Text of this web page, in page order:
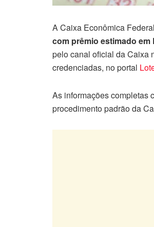
A Caixa Econômica
com prêmio estimado em
pelo canal oficial da Caixa
credenciadas, no portal
As informações completas
procedimento padrão da